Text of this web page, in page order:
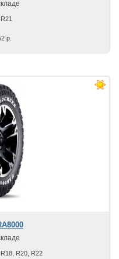
р.
R20, R22